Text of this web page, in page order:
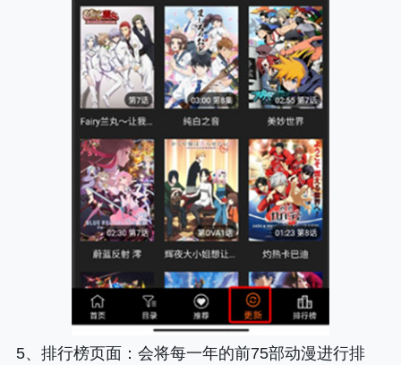
5、 排行榜页面：会将每一年的前75部动漫进行排